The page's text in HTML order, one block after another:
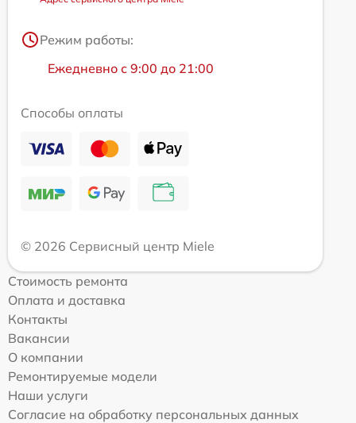
Режим работы:
Ежедневно с 9:00 до 21:00
Способы оплаты
© 2026 Сервисный центр Miele
Стоимость ремонта
Оплата и доставка
Контакты
Вакансии
О компании
Ремонтируемые модели
Наши услуги
Согласие на обработку персональных данных